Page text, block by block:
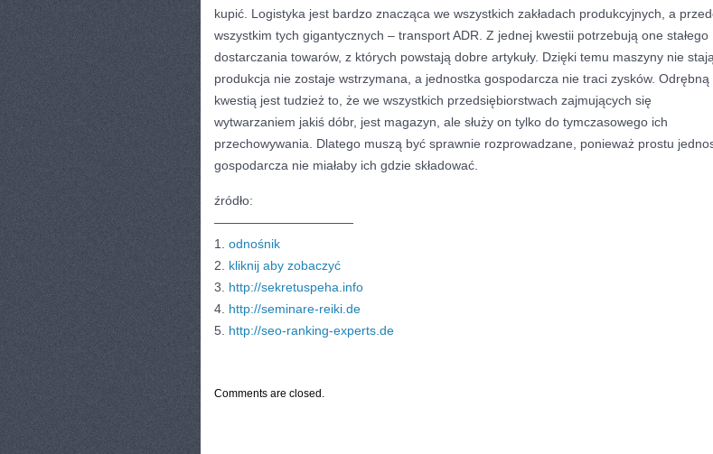
kupić. Logistyka jest bardzo znacząca we wszystkich zakładach produkcyjnych, a
wszystkim tych gigantycznych – transport ADR. Z jednej kwestii potrzebują one stałego
dostarczania towarów, z których powstają dobre artykuły. Dzięki temu maszyny nie stają,
produkcja nie zostaje wstrzymana, a jednostka gospodarcza nie traci zysków. Odrębną
kwestią jest tudzież to, że we wszystkich przedsiębiorstwach zajmujących się
wytwarzaniem jakiś dóbr, jest magazyn, ale służy on tylko do tymczasowego ich
przechowywania. Dlatego muszą być sprawnie rozprowadzane, ponieważ prostu
gospodarcza nie miałaby ich gdzie składować.
źródło:
———————————
1. odnośnik
2. kliknij aby zobaczyć
3. http://sekretuspeha.info
4. http://seminare-reiki.de
5. http://seo-ranking-experts.de
Comments are closed.